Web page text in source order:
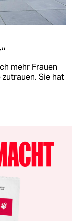
mehr Frauen
Sie hat